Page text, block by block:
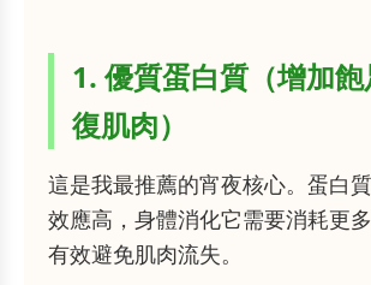
1. 優質蛋白質（增加
復肌肉）
這是我最推薦的宵夜核心。蛋白
效應高，身體消化它需要消耗更
有效避免肌肉流失。